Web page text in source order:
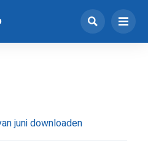
juni downloaden